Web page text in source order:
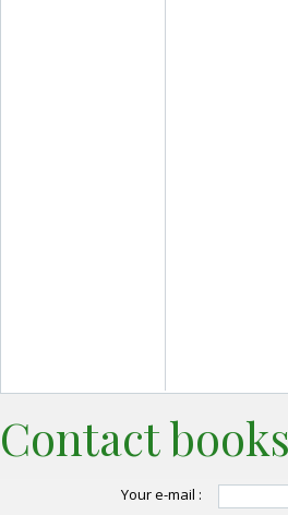
Contact
Your e-mail :